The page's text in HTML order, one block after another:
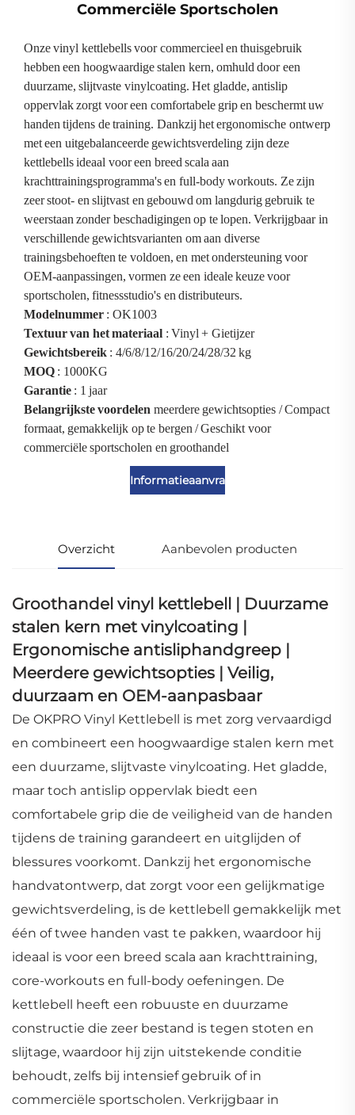
Commerciële Sportscholen
Onze vinyl kettlebells voor commercieel en thuisgebruik
hebben een hoogwaardige stalen kern, omhuld door een
duurzame, slijtvaste vinylcoating. Het gladde, antislip
oppervlak zorgt voor een comfortabele grip en beschermt uw
handen tijdens de training. Dankzij het ergonomische ontwerp
met een uitgebalanceerde gewichtsverdeling zijn deze
kettlebells ideaal voor een breed scala aan
krachttrainingsprogramma's en full-body workouts. Ze zijn
zeer stoot- en slijtvast en gebouwd om langdurig gebruik te
weerstaan zonder beschadigingen op te lopen. Verkrijgbaar in
verschillende gewichtsvarianten om aan diverse
trainingsbehoeften te voldoen, en met ondersteuning voor
OEM-aanpassingen, vormen ze een ideale keuze voor
sportscholen, fitnessstudio's en distributeurs.
Modelnummer : OK1003
Textuur van het materiaal : Vinyl + Gietijzer
Gewichtsbereik : 4/6/8/12/16/20/24/28/32 kg
MOQ : 1000KG
Garantie : 1 jaar
Belangrijkste voordelen meerdere gewichtsopties / Compact
formaat, gemakkelijk op te bergen / Geschikt voor
commerciële sportscholen en groothandel
Informatieaanvraag
Overzicht Aanbevolen producten
Groothandel vinyl kettlebell | Duurzame
stalen kern met vinylcoating |
Ergonomische antisliphandgreep |
Meerdere gewichtsopties | Veilig,
duurzaam en OEM-aanpasbaar
De OKPRO Vinyl Kettlebell is met zorg vervaardigd
en combineert een hoogwaardige stalen kern met
een duurzame, slijtvaste vinylcoating. Het gladde,
maar toch antislip oppervlak biedt een
comfortabele grip die de veiligheid van de handen
tijdens de training garandeert en uitglijden of
blessures voorkomt. Dankzij het ergonomische
handvatontwerp, dat zorgt voor een gelijkmatige
gewichtsverdeling, is de kettlebell gemakkelijk met
één of twee handen vast te pakken, waardoor hij
ideaal is voor een breed scala aan krachttraining,
core-workouts en full-body oefeningen. De
kettlebell heeft een robuuste en duurzame
constructie die zeer bestand is tegen stoten en
slijtage, waardoor hij zijn uitstekende conditie
behoudt, zelfs bij intensief gebruik of in
commerciële sportscholen. Verkrijgbaar in